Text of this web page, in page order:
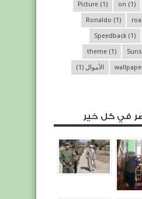
on (1)
Picture (1)
Ronaldo (1)
Speedback (1)
theme (1)
الأموال (1)
في كل خير